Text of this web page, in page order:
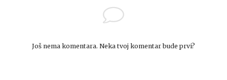
Još nema komentara. Neka tvoj komentar bude prvi?